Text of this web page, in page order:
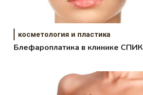
косметология и пластика
Блефароплатика в клинике СПИК